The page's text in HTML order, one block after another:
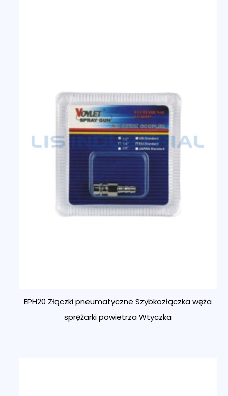
EPH20 Złączki pneumatyczne Szybkozłączka węża
sprężarki powietrza Wtyczka